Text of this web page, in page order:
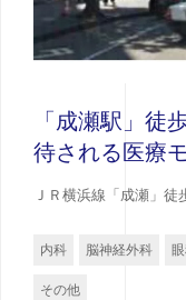
「成瀬駅」徒
待される医療
ＪＲ横浜線「成瀬」徒
内科 脳神経外科
その他